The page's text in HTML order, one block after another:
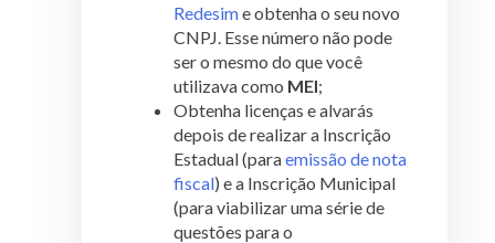
Redesime obtenha o seu novo
CNPJ. Esse número não pode
ser o mesmo do que você
utilizava como MEI;
Obtenha licenças e alvarás
depois de realizar a Inscrição
Estadual (paraemissão de nota
fiscal) e a Inscrição Municipal
(para viabilizar uma série de
questões para o